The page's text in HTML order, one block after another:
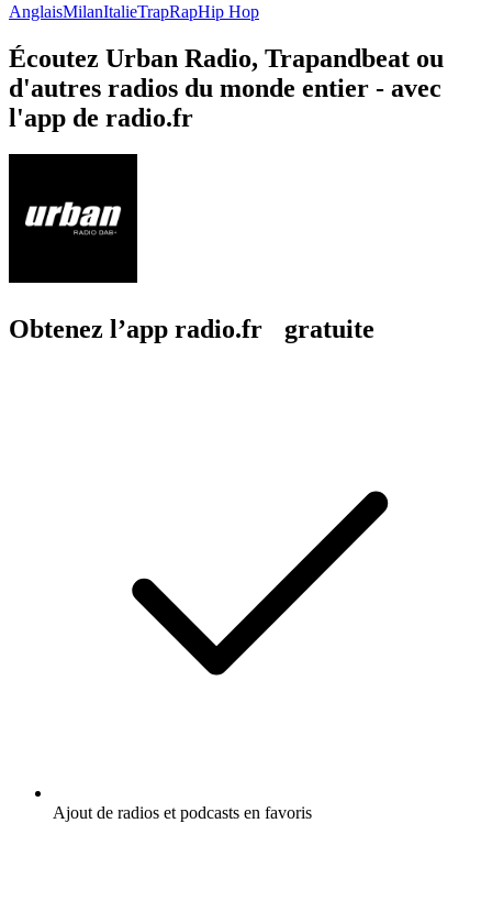
AnglaisMilanItalieTrapRapHip Hop
Écoutez Urban Radio, Trapandbeat ou
d'autres radios du monde entier - avec
l'app de radio.fr
Obtenez l’app radio.fr gratuite
Ajout de radios et podcasts en favoris